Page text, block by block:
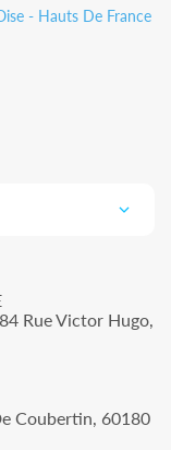
- Hauts De France
Rue Victor Hugo,
Coubertin, 60180